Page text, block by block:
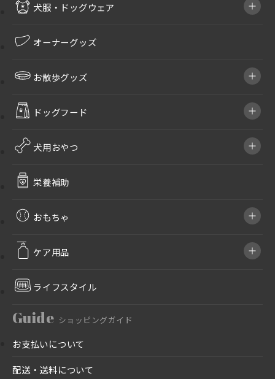
犬服・ドッグウェア
オーナーグッズ
お散歩グッズ
ドッグフード
犬用おやつ
栄養補助
おもちゃ
ケア用品
ライフスタイル
Guide ショッピングガイド
お支払いについて
配送・送料について